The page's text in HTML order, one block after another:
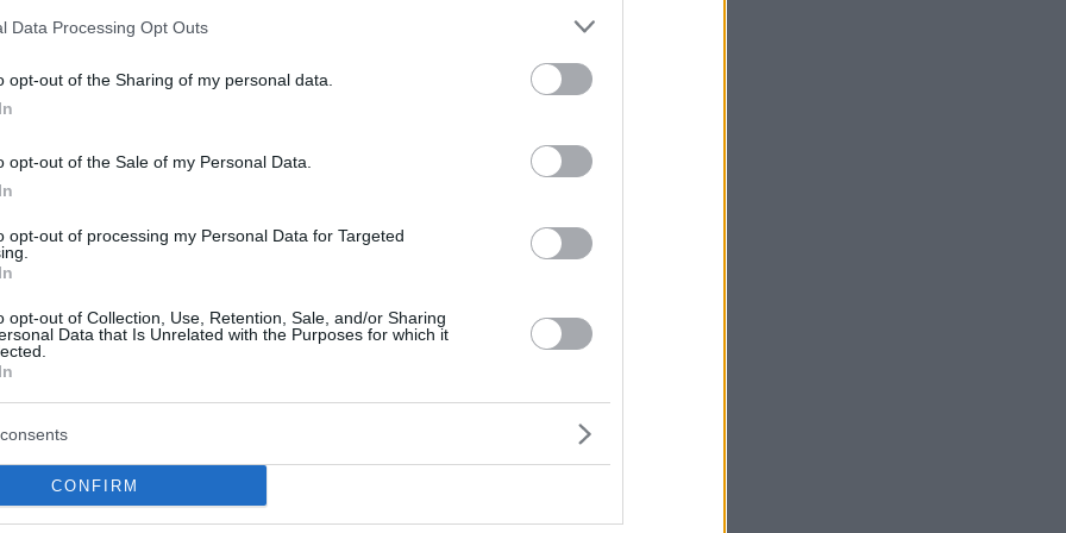
Data Processing Opt Outs
opt-out of the Sharing of my personal data.
opt-out of the Sale of my Personal Data.
opt-out of processing my Personal Data for Targeted
opt-out of Collection, Use, Retention, Sale, and/or Sharing
Data that Is Unrelated with the Purposes for which it
CONFIRM
Δημοκρατικών: Εκτός κούρσας
Γουόρεν
της Γουόρεν τελείωσε, γράφει η εφημερίδα New
διεκδικούσε την πρωτιά στις δημοσκοπήσεις
προτού τα ποσοστά της υποχωρήσουν
τον Τραμπ;
των υποψηφίων των Δημοκρατικών: Από τον πρώην
Μπάιντεν, στον σοσιαλιστή Σάντερς, την έμπειρη
τους δισεκατομμυριούχους Μπλούμπεργκ και
Εϊμι Κλόμπουκαρ και τον ταλαντούχο
16